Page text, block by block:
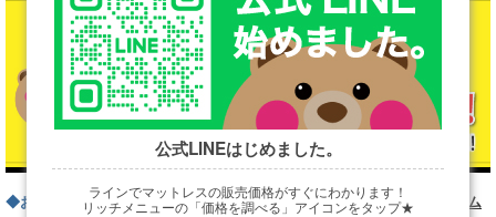
◆お問い合わせフォームはこちら お問い合わせフォーム
公式LINEはじめました。
ラインでマットレスの販売価格がすぐにわかります！
リッチメニューの「価格を調べる」アイコンをタップ★